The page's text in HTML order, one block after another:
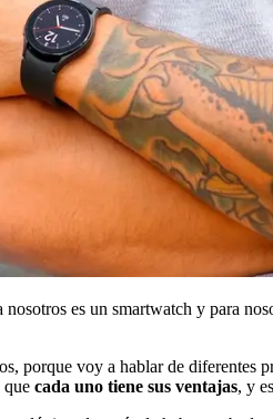
es un smartwatch y para
porque voy a hablar de
que cada uno tiene sus ventajas, y